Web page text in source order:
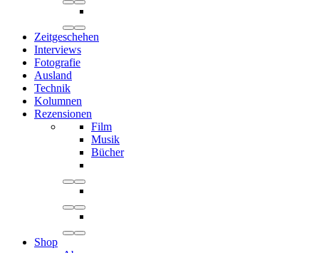
Zeitgeschehen
Interviews
Fotografie
Ausland
Technik
Kolumnen
Rezensionen
Film
Musik
Bücher
Shop